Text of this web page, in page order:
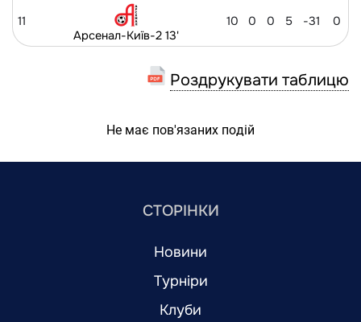
11
Арсенал-Київ-2 13'
10 0 0 5 -31 0
Роздрукувати таблицю
Не має пов'язаних подій
СТОРІНКИ
Новини
Турніри
Клуби